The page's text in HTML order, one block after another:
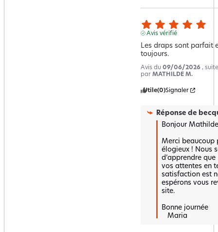
Avis vérifié
Les draps sont parfait
toujours.
Avis du 09/06/2026 ,
par MATHILDE M.
Utile(0)Signaler
Réponse de
Bonjour
Merci beaucoup
élogieux ! Nous
d’apprendre
vos attentes en
satisfaction est
espérons vous
site.
Bonne journée
   Maria